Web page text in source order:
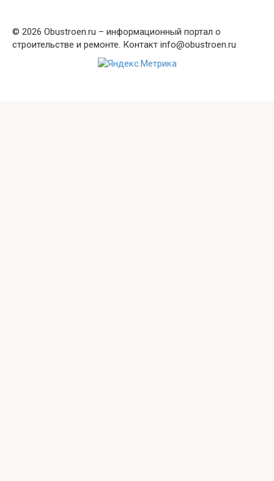
© 2026 Obustroen.ru – информационный портал о
строительстве и ремонте. Контакт info@obustroen.ru